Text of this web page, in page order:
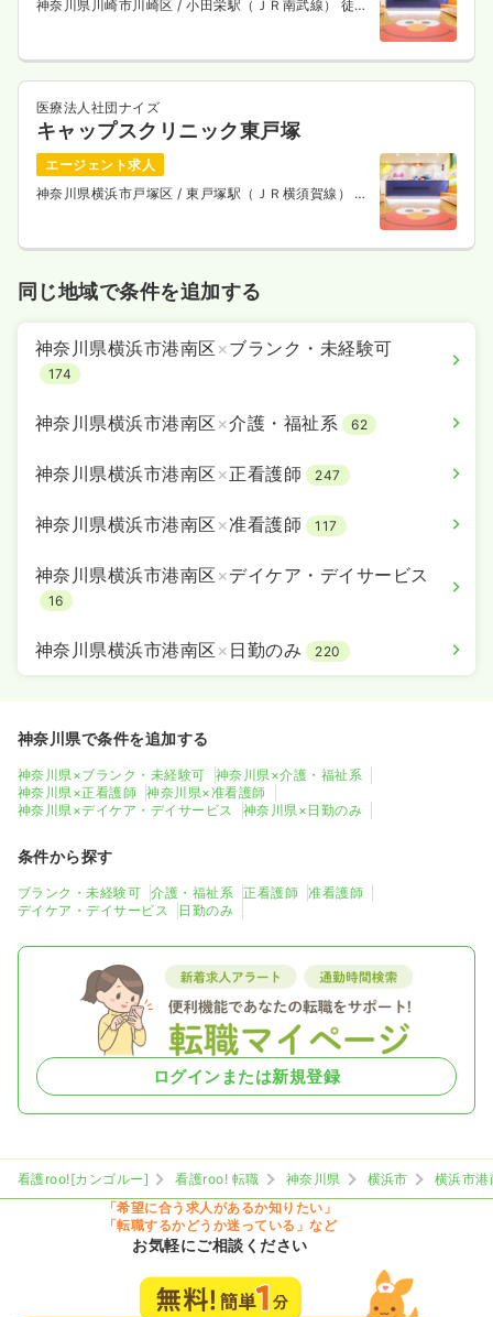
神奈川県川崎市川崎区 / 小田栄駅（ＪＲ南武線） 徒歩
医療法人社団ナイズ
キャップスクリニック東戸塚
エージェント求人
神奈川県横浜市戸塚区 / 東戸塚駅（ＪＲ横須賀線） 徒
同じ地域で条件を追加する
神奈川県横浜市港南区 ×ブランク・未経験可
174
神奈川県横浜市港南区 ×介護・福祉系 62
神奈川県横浜市港南区 ×正看護師 247
神奈川県横浜市港南区 ×准看護師 117
神奈川県横浜市港南区 ×デイケア・デイサービス
16
神奈川県横浜市港南区 × 日勤のみ 220
神奈川県で条件を追加する
神奈川県×ブランク・未経験可
神奈川県×介護・福祉系
神奈川県×正看護師
神奈川県×准看護師
神奈川県×デイケア・デイサービス
神奈川県×日勤のみ
条件から探す
ブランク・未経験可 介護・福祉系 正看護師
准看護師
デイケア・デイサービス
日勤のみ
ログインまたは新規登録
看護roo![カンゴルー] 看護roo! 転職 神奈川県 横浜市
横浜市港
「希望に合う求人があるか知りたい」
「転職するかどうか迷っている」など
お気軽にご相談ください